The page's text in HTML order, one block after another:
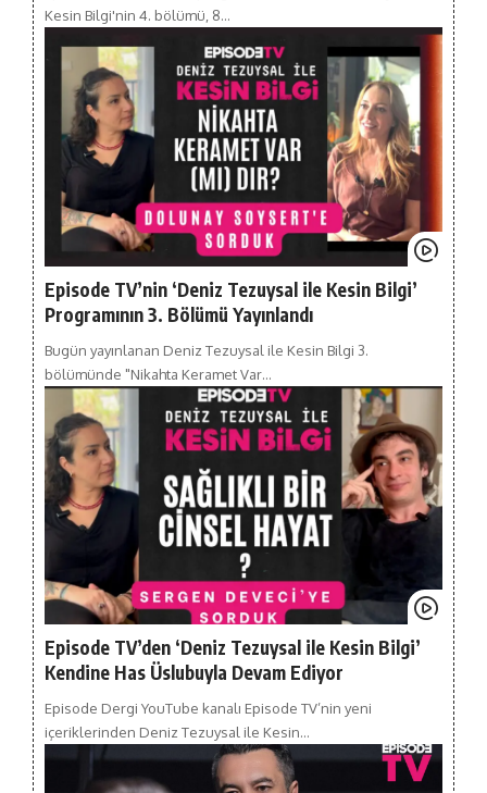
Kesin Bilgi'nin 4. bölümü, 8…
Episode TV’nin ‘Deniz Tezuysal ile Kesin Bilgi’
Programının 3. Bölümü Yayınlandı
Bugün yayınlanan Deniz Tezuysal ile Kesin Bilgi 3.
bölümünde "Nikahta Keramet Var…
Episode TV’den ‘Deniz Tezuysal ile Kesin Bilgi’
Kendine Has Üslubuyla Devam Ediyor
Episode Dergi YouTube kanalı Episode TV’nin yeni
içeriklerinden Deniz Tezuysal ile Kesin…